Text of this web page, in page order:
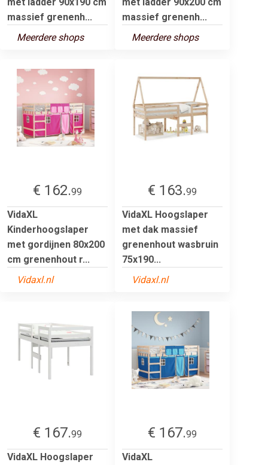
massief grenenh...
Meerdere shops
massief grenenh...
Meerdere shops
€ 162.99
VidaXL
Kinderhoogslaper
met gordijnen 80x200
cm grenenhout r...
Vidaxl.nl
€ 163.99
VidaXL Hoogslaper
met dak massief
grenenhout wasbruin
75x190...
Vidaxl.nl
€ 167.99
VidaXL Hoogslaper
€ 167.99
VidaXL